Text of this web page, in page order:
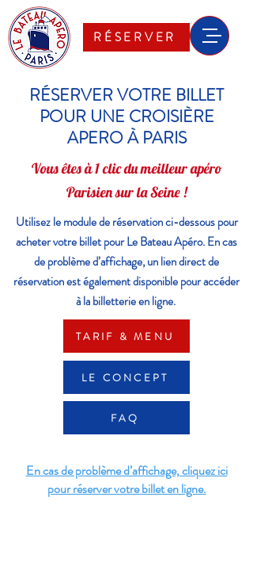
RÉSERVER
RÉSERVER VOTRE BILLET
POUR UNE CROISIÈRE
APERO À PARIS
Vous êtes à 1 clic du meilleur apéro
Parisien sur la Seine !
Utilisez le module de réservation ci-dessous pour
acheter votre billet pour Le Bateau Apéro. En cas
de problème d’affichage, un lien direct de
réservation est également disponible pour accéder
à la billetterie en ligne.
TARIF & MENU
LE CONCEPT
FAQ
En cas de problème d’affichage, cliquez ici
pour réserver votre billet en ligne.